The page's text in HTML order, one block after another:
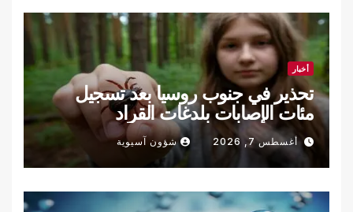
أخبار
تحذير في جنوب روسيا بعد تسجيل
مئات الإصابات بلدغات القراد
أغسطس 7, 2026 شؤون آسيوية